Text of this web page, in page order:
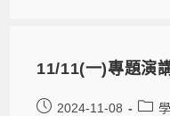
11/11(一)專題演
2024-11-08